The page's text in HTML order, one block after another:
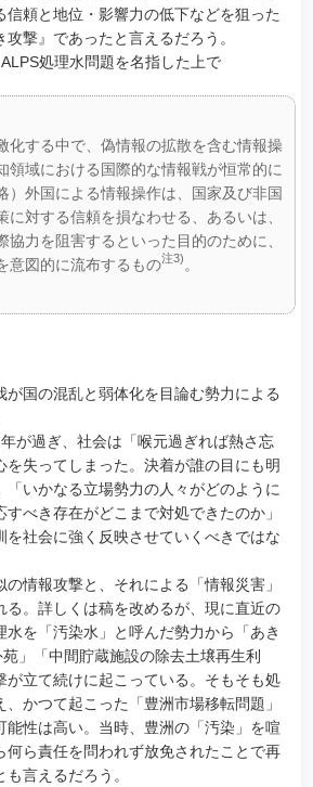
信頼と地位・影響力の低下などを狙った
撃』であったと言えるだろう。
処理水問題を名指した上で
する中で、偽情報の拡散を含む情報操
領域における国際的な情報戦が恒常的に
）外国による情報操作は、国家及び非国
に対する信頼を損なわせる、あるいは、
協力を阻害するといった目的のために、
意図的に流布するもの注3) 。
国の混乱と弱体化を目論む勢力による
が過ぎ、社会は「喉元過ぎれば熱さ忘
を失ってしまった。決着が誰の目にも明
「いかなる立場勢力の人々がどのように
べき存在がどこまで対処できたのか」
を社会に強く反映させていくべきではな
情報攻撃と、それによる「情報災害」
る。詳しくは稿を改めるが、現に直近の
水を「汚染水」と呼んだ勢力から「あき
」「中間貯蔵施設の除去土壌再生利
が立て続けに起こっている。そもそも処
かつて起こった「豊洲市場移転問題」
能性は高い。当時、豊洲の「汚染」を喧
何ら責任を問われず放免されたことで再
言えるだろう。